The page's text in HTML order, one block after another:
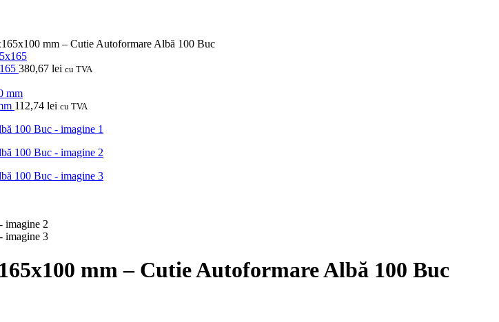
mm – Cutie Autoformare Albă 100 Buc
380,67 lei cu TVA
112,74 lei cu TVA
mm – Cutie Autoformare Albă 100 Buc